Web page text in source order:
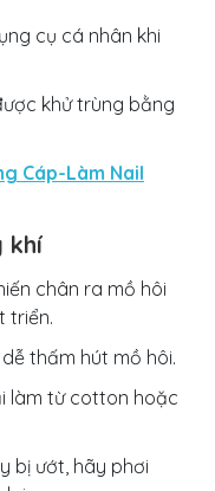
cụ cá nhân khi
khử trùng bằng
Cáp-Làm Nail
khí
chân ra mồ hôi
triển.
thấm hút mồ hôi.
làm từ cotton hoặc
bị ướt, hãy phơi